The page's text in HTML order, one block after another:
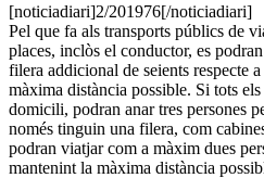
[noticiadiari]2/201976[/noticiadiari]
Pel que fa als transports públics de
places, inclòs el conductor, es
filera addicional de seients respecte
màxima distància possible. Si tots
domicili, podran anar tres persones
només tinguin una filera, com
podran viatjar com a màxim dues
mantenint la màxima distància